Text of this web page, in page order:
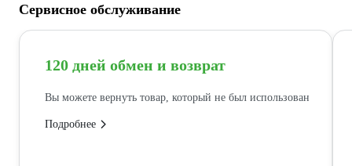
Сервисное обслуживание
120 дней обмен и возврат
Вы можете вернуть товар, который не был использован
Подробнее